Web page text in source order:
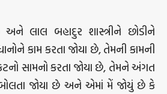
લાલ બહાદુર શાસ્ત્રીને છોડીને
કામ કરતા જોયા છે, તેમની કામની
સામનો કરતા જોયા છે, તેમને અંગત
જોયા છે અને એમાં મેં જોયું છે કે